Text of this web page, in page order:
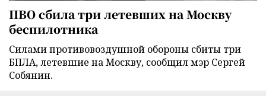
ПВО сбила три летевших на Москву
беспилотника
Силами противовоздушной обороны сбиты три
БПЛА, летевшие на Москву, сообщил мэр Сергей
Собянин.